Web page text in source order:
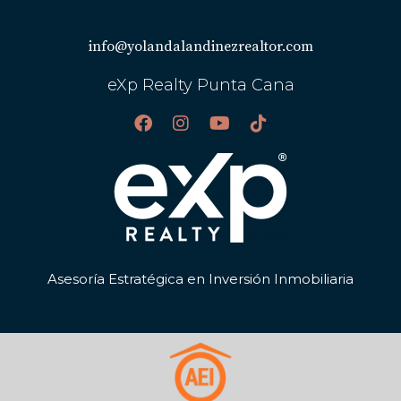
info@yolandalandinezrealtor.com
eXp Realty Punta Cana
Asesoría Estratégica en Inversión Inmobiliaria